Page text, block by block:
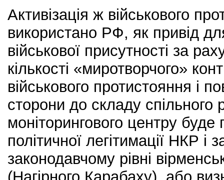
Активізація ж військового
використано РФ, як привід
військової присутності за
кількості «миротворчого»
військового протистояння і
сторони до складу спільного
моніторингового центру
політичної легітимації НКР і
законодавчому рівні